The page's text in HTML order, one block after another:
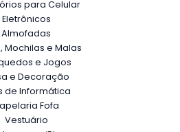
para Celular
Eletrônicos
Almofadas
Mochilas e Malas
e Jogos
e Decoração
de Informática
Fofa
Vestuário